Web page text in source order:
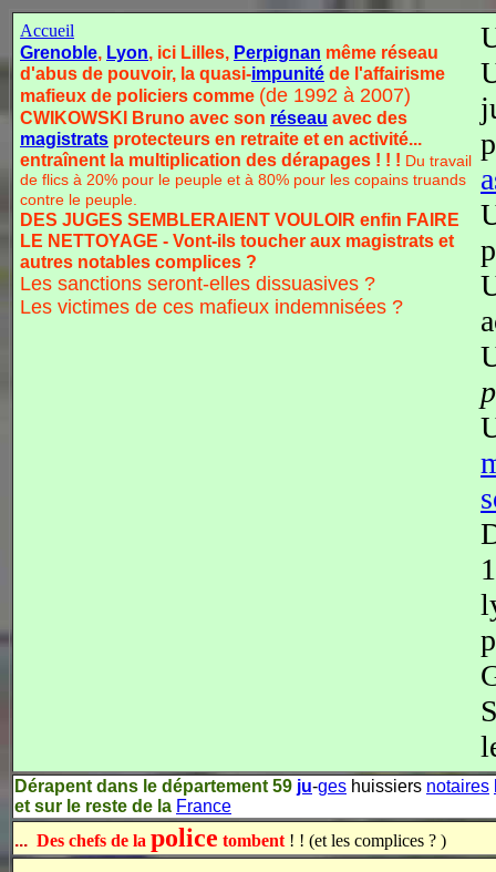
Accueil
Grenoble, Lyon, ici Lilles, Perpignan même réseau
d'abus de pouvoir, la quasi-impunité de l'affairisme
mafieux de policiers comme (de 1992 à 2007)
CWIKOWSKI Bruno avec son réseau avec des
magistrats protecteurs en retraite et en activité...
entraînent la multiplication des dérapages ! ! ! Du travail
de flics à 20% pour le peuple et à 80% pour les copains truands
contre le peuple.
DES JUGES SEMBLERAIENT VOULOIR enfin FAIRE
LE NETTOYAGE - Vont-ils toucher aux magistrats et
autres notables complices ?
Les sanctions seront-elles dissuasives ?
Les victimes de ces mafieux indemnisées ?
Dérapent dans le département 59 ju-ges huissiers notaires
et sur le reste de la France
... Des chefs de la police tombent ! ! (et les complices ? )